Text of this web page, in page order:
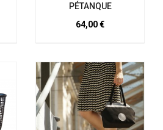
PÉTANQUE
64,00 €